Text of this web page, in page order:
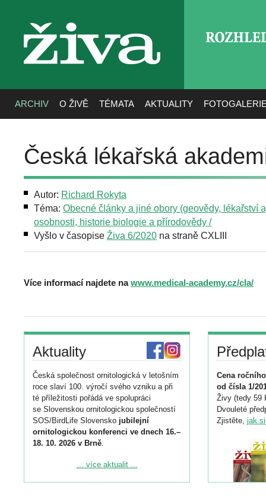
živa
ARCHIV O ŽIVĚ TÉMATA AKTUALITY
Česká lékařská
Autor: Richard Rokyta
Téma: Obecné články a jiné obory (geovědy, lékařství
osobnosti, historie biologie a přírodovědy /
Vyšlo v časopise Živa 6/2020 na straně CXLIII
Více informací najdete nawww.medical-academy.cz/cla/
Aktuality
Česká společnost ornitologická v letošním
roce slaví 100. výročí svého vzniku a při
té příležitosti pořádá ve spolupráci
se Slovenskou ornitologickou společností
SOS/BirdLife Slovensko jubilejní
ornitologickou konferenci ve dnech 16.–
18. 10. 2026 v Brně.
Podrobnější informace ke konferenci
... více aktualit ...
Cena
od čísla 1/
Živy (tedy 59
Dvouleté
Zjistěte, jak